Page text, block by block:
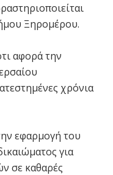
Ξηρομέρου.
αφορά την
χρόνια
εφαρμογή του
για
σε καθαρές